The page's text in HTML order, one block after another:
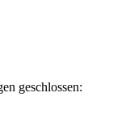
geschlossen: